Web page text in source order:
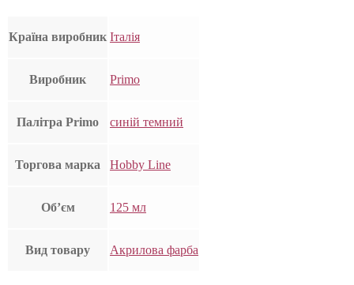
Країна виробник Італія
Виробник Primo
Палітра Primo синій темний
Торгова марка Hobby Line
Об’єм 125 мл
Вид товару Акрилова фарба